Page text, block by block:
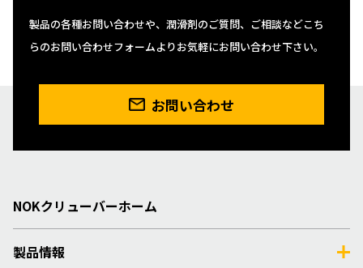
製品の各種お問い合わせや、潤滑剤のご質問、ご相談などこち
らのお問い合わせフォームよりお気軽にお問い合わせ下さい。
お問い合わせ
NOKクリューバーホーム
製品情報